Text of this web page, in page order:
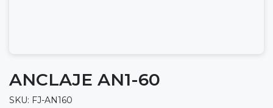
ANCLAJE AN1-60
SKU: FJ-AN160